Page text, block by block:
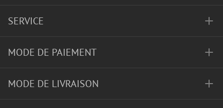
SERVICE
MODE DE PAIEMENT
MODE DE LIVRAISON